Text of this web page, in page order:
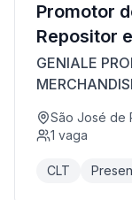
Promotor
Repositor
GENIALE
São José de
1 vaga
CLT